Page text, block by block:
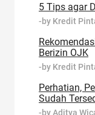
5 Tips agar
-by Kredit
Berizin OJK
-by Kredit
Perhatian,
Sudah
-byAditya